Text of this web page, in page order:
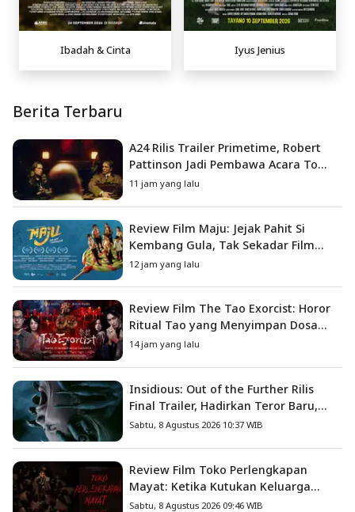
Ibadah & Cinta Iyus Jenius
Berita Terbaru
A24 Rilis Trailer Primetime, Robert
Pattinson Jadi Pembawa Acara To
Catch a Predator
11 jam yang lalu
Review Film Maju: Jejak Pahit Si
Kembang Gula, Tak Sekadar Film
Petualangan Anak
12 jam yang lalu
Review Film The Tao Exorcist: Horor
Ritual Tao yang Menyimpan Dosa
Masa Lalu
14 jam yang lalu
Insidious: Out of the Further Rilis
Final Trailer, Hadirkan Teror Baru,
Iblis Kini Masuk ke Dunia Manusia
Sabtu, 8 Agustus 2026 10:37 WIB
Review Film Toko Perlengkapan
Mayat: Ketika Kutukan Keluarga
Menjadi Sumber Teror yang
Sabtu, 8 Agustus 2026 09:46 WIB